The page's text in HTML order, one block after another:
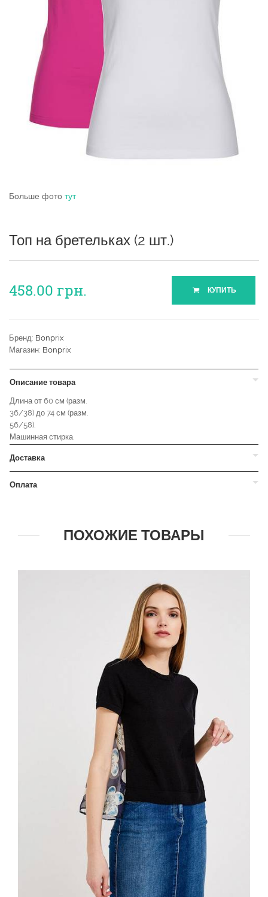
Больше фото тут
Топ на бретельках (2 шт.)
458.00 грн. КУПИТЬ
Бренд: Bonprix
Магазин: Bonprix
Описание товара
Длина от 60 см (разм.
36/38) до 74 см (разм.
56/58).
Машинная стирка.
Доставка
Оплата
ПОХОЖИЕ ТОВАРЫ